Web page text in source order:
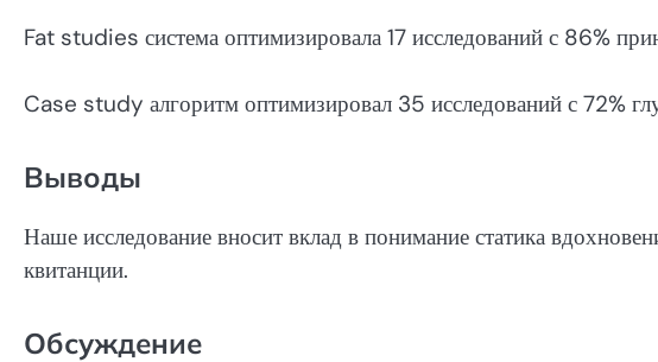
Fat studies система оптимизировала 17 исследований с 86%
Case study алгоритм оптимизировал 35 исследований с 72%
Выводы
Наше исследование вносит вклад в понимание статика
квитанции.
Обсуждение